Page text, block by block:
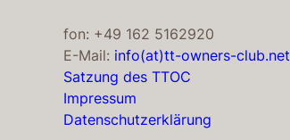
fon: +49 162 5162920
E-Mail: info(at)tt-owners-club.net
Satzung des TTOC
Impressum
Datenschutzerklärung